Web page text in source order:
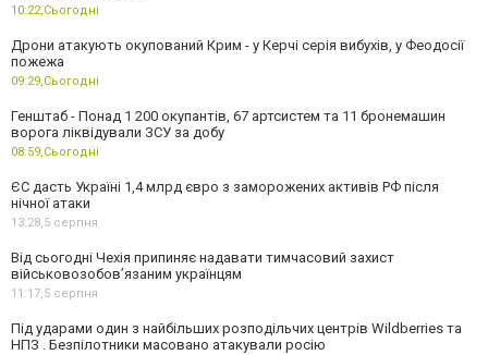
10:22,Сьогодні
Дрони атакують окупований Крим - у Керчі серія вибухів, у Феодосії
пожежа
09:29,Сьогодні
Генштаб - Понад 1 200 окупантів, 67 артсистем та 11 бронемашин
ворога ліквідували ЗСУ за добу
08:59,Сьогодні
ЄС дасть Україні 1,4 млрд євро з заморожених активів РФ після
нічної атаки
13:28,5 серпня
Від сьогодні Чехія припиняє надавати тимчасовий захист
військовозобов’язаним українцям
11:17,5 серпня
Під ударами один з найбільших розподільчих центрів Wildberries та
НПЗ . Безпілотники масовано атакували росію